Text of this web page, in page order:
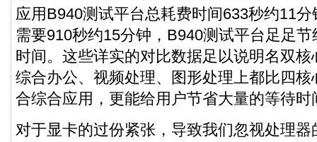
应用B940测试平台总耗费时间633秒约11
需要910秒约15分钟，B940测试平台足足
时间。这些详实的对比数据足以说明名双
综合办公、视频处理、图形处理上都比四
合综合应用，更能给用户节省大量的等待时
对于显卡的过份紧张，导致我们忽视处理